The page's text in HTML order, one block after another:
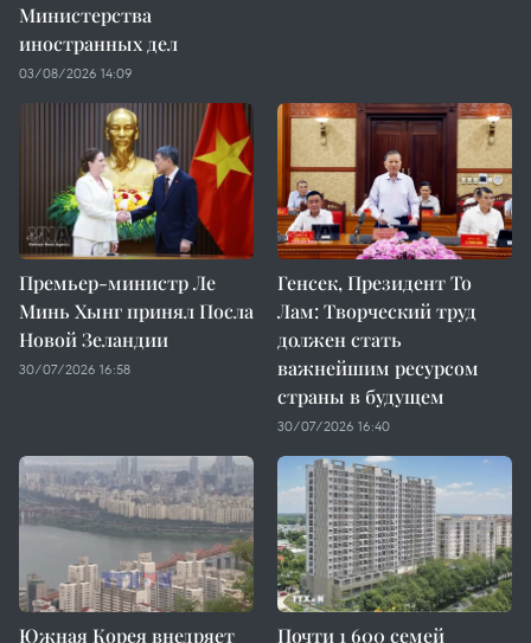
Министерства
иностранных дел
03/08/2026 14:09
Премьер-министр Ле
Минь Хынг принял Посла
Новой Зеландии
30/07/2026 16:58
Генсек, Президент То
Лам: Творческий труд
должен стать
важнейшим ресурсом
страны в будущем
30/07/2026 16:40
Южная Корея внедряет
Почти 1 600 семей